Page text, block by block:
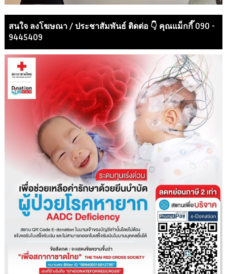
สนใจ ลงโฆษณา / ประชาสัมพันธ์ ติดต่อ 👇 คุณแม็กกี๊ 090 -
9445409